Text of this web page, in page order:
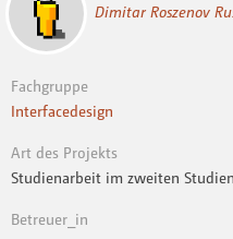
Dimitar Roszenov
Fachgruppe
Interfacedesign
Art des Projekts
Studienarbeit im zweiten
Betreuer_in